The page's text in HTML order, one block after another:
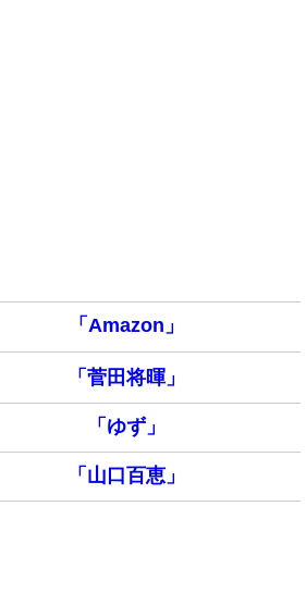
「Amazon」
「菅田将暉」
「ゆず」
「山口百恵」